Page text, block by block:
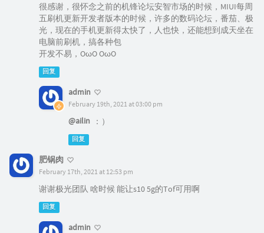
很感谢，很怀念之前的机锋论坛安智市场的时候，MIUI每周
五刷机更新开发者版本的时候，许多的数码论坛，番茄、极
光，现在的手机更新得太快了，人也快，还能想到成天坐在
电脑前刷机，搞各种包
开发不易，OωO OωO
回复
admin
February 19th, 2021 at 03:00 pm
@ailin ：）
回复
肥锅肉
February 17th, 2021 at 12:53 pm
谢谢极光团队 啥时候 能让s10 5g的Tof可用啊
回复
admin